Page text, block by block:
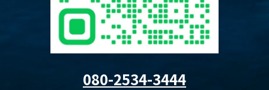
080-2534-3444